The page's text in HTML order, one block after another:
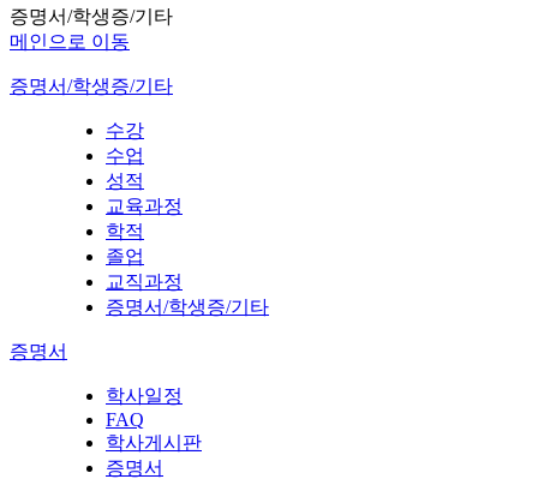
증명서/학생증/기타
메인으로 이동
증명서/학생증/기타
수강
수업
성적
교육과정
학적
졸업
교직과정
증명서/학생증/기타
증명서
학사일정
FAQ
학사게시판
증명서